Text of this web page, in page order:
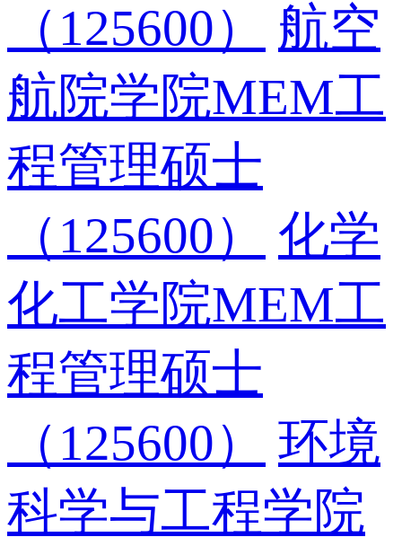
（125600）
航空
航院学院MEM工
程管理硕士
（125600）
化学
化工学院MEM工
程管理硕士
（125600）
环境
科学与工程学院